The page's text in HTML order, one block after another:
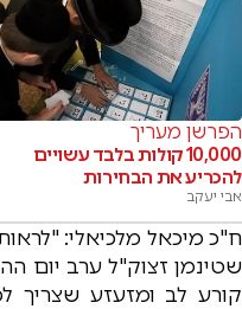
הפרשן מעריך
10,000 קולות בלבד עשויים
להכריע את הבחירות
אבי יעקב
ח"כ מיכאל מלכיאלי:
שטינמן זצוק"ל ערב יום
קורע לב ומזעזע שצריך